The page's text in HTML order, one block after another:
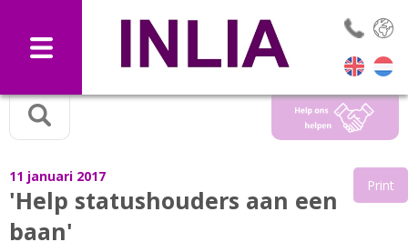
11 januari 2017
'Help statushouders aan een
baan'
Print